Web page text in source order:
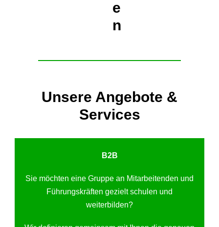
e
n
Unsere Angebote &
Services
B2B
Sie möchten eine Gruppe an Mitarbeitenden und
Führungskräften gezielt schulen und
weiterbilden?